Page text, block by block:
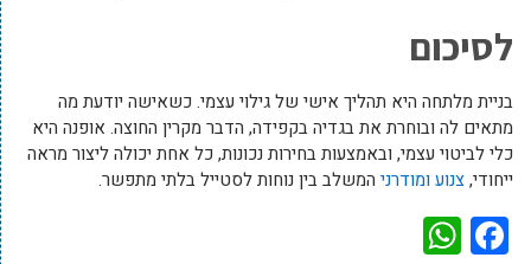
לסיכום
בניית מלתחה היא תהליך אישי של גילוי עצמי. כשאישה יודעת מה
מתאים לה ובוחרת את בגדיה בקפידה, הדבר מקרין החוצה. אופנה היא
כלי לביטוי עצמי, ובאמצעות בחירות נכונות, כל אחת יכולה ליצור מראה
ייחודי,צנוע ומודרני המשלב בין נוחות לסטייל בלתי מתפשר.
Facebook